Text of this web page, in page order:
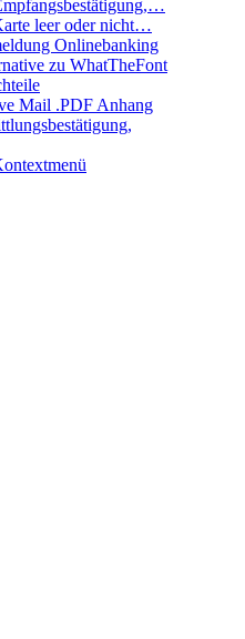
leer oder nicht…
Onlinebanking
zu WhatTheFont
Mail .PDF Anhang